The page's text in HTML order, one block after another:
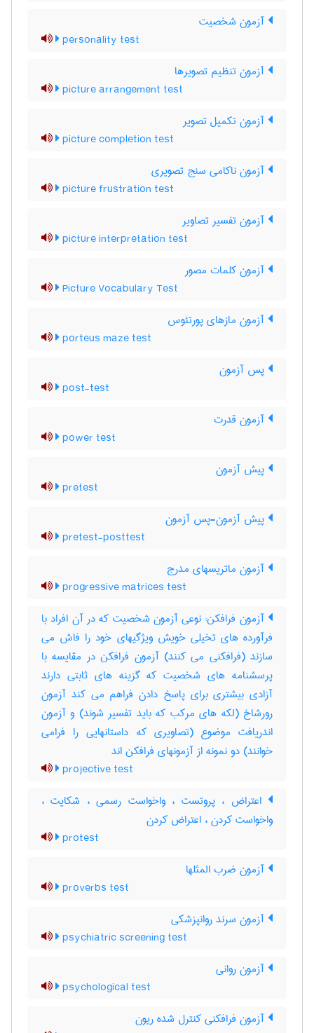
آزمون شخصیت
personality test
آزمون تنظیم تصویرها
picture arrangement test
آزمون تکمیل تصویر
picture completion test
آزمون ناکامی سنج تصویری
picture frustration test
آزمون تفسیر تصاویر
picture interpretation test
آزمون کلمات مصور
Picture Vocabulary Test
آزمون مازهای پورتئوس
porteus maze test
پس آزمون
post-test
آزمون قدرت
power test
پیش آزمون
pretest
پیش آزمون-پس آزمون
pretest-posttest
آزمون ماتریسهای مدرج
progressive matrices test
آزمون فرافکن: نوعی آزمون شخصیت که در آن افراد با
فرآورده های تخیلی خویش ویژگیهای خود را فاش می
سازند (فرافکنی می کنند) آزمون فرافکن در مقایسه با
پرسشنامه های شخصیت که گزینه های ثابتی دارند
آزادی بیشتری برای پاسخ دادن فراهم می کند آزمون
رورشاخ (لکه های مرکب که باید تفسیر شوند) و آزمون
اندریافت موضوع (تصاویری که داستانهایی را فرامی
خوانند) دو نمونه از آزمونهای فرافکن اند
projective test
اعتراض ، پروتست ، واخواست رسمی ، شکایت ،
واخواست کردن ، اعتراض کردن
protest
آزمون ضرب المثلها
proverbs test
آزمون سرند روانپزشکی
psychiatric screening test
آزمون روانی
psychological test
آزمون فرافکنی کنترل شده ریون